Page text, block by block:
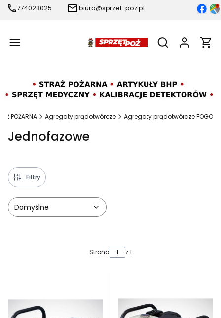
774028025 biuro@sprzet-poz.pl
Otwórz
POŻARNA Agregaty prądotwórcze Agregaty prądotwórcze FOGO
Jednofazowe
Filtry
Domyślne
Strona z 1